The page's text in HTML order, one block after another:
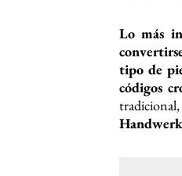
Lo más
tipo de
códigos